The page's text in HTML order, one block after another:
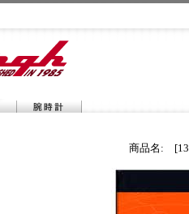
商品名: